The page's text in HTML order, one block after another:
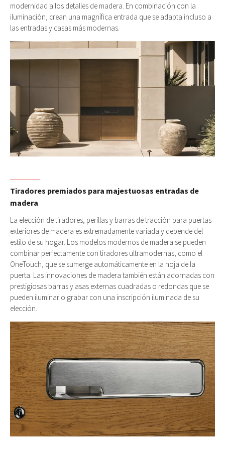
modernidad a los detalles de madera. En combinación con la
iluminación, crean una magnífica entrada que se adapta incluso a
las entradas y casas más modernas.
Tiradores premiados para majestuosas entradas de
madera
La elección de tiradores, perillas y barras de tracción para puertas
exteriores de madera es extremadamente variada y depende del
estilo de su hogar. Los modelos modernos de madera se pueden
combinar perfectamente con tiradores ultramodernas, como el
OneTouch, que se sumerge automáticamente en la hoja de la
puerta. Las innovaciones de madera también están adornadas con
prestigiosas barras y asas externas cuadradas o redondas que se
pueden iluminar o grabar con una inscripción iluminada de su
elección.